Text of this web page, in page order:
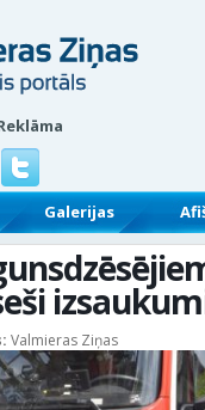
Galerijas
Valmieras Ziņas